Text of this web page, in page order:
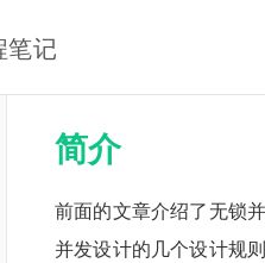
笔记
简介
前面的文章介绍了无锁
并发设计的几个设计规